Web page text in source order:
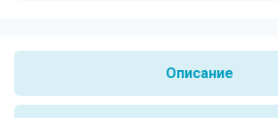
Описание